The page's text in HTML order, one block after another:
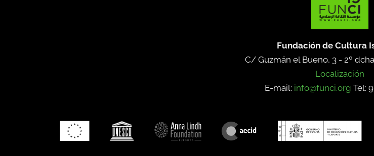
Fundación de Cultura
C/ Guzmán el Bueno, 3 - 2º
Localización
E-mail: info@funci.org Tel: